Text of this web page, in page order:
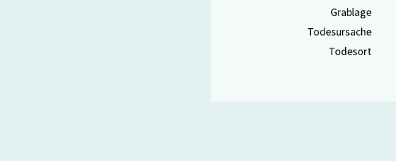
Grablage
Todesursache
Todesort